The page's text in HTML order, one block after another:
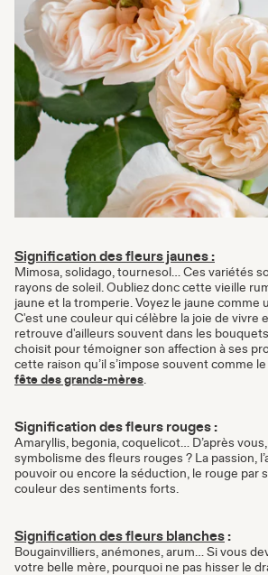
Signification des fleurs jaunes:
Mimosa, solidago, tournesol… Ces variétés
rayons de soleil. Oubliez donc cette vieille
jaune et la tromperie. Voyez le jaune comme
C'est une couleur qui célèbre la joie de vivre
retrouve d'ailleurs souvent dans les
choisit pour témoigner son affection à ses
cette raison qu’il s’impose souvent comme
fête des grands-mères
Signification des fleurs rouges :
Amaryllis, begonia, coquelicot… D’après
symbolisme des fleurs rouges ? La passion,
pouvoir ou encore la séduction, le rouge par
couleur des sentiments forts.
Signification des fleurs blanches:
Bougainvilliers, anémones, arum… Si vous
votre belle mère, pourquoi ne pas hisser le